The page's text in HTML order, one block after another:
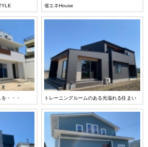
省エネHouse
・・・ トレーニングルームのある光溢れる住まい